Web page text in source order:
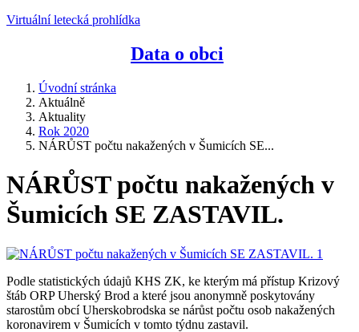
Virtuální letecká prohlídka
Data o obci
Úvodní stránka
Aktuálně
Aktuality
Rok 2020
NÁRŮST počtu nakažených v Šumicích SE...
NÁRŮST počtu nakažených v
Šumicích SE ZASTAVIL.
Podle statistických údajů KHS ZK, ke kterým má přístup Krizový
štáb ORP Uherský Brod a které jsou anonymně poskytovány
starostům obcí Uherskobrodska se nárůst počtu osob nakažených
koronavirem v Šumicích v tomto týdnu zastavil.